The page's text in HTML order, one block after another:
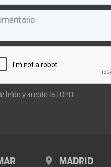
leído y acepto la LOPD
MADRID